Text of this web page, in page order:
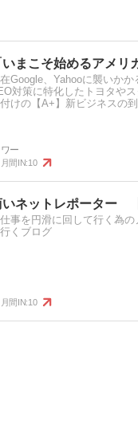
Google、Yahooに襲いか
対策に特化したトヨタや
けの【A+】新ビジネスの到
月間IN:10
事を円滑に回して行く為
くブログ
月間IN:10